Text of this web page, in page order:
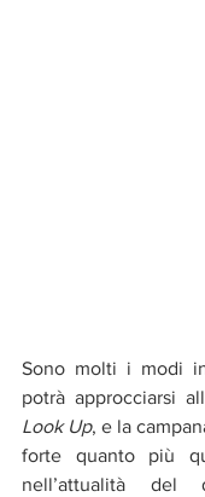
Sono molti i modi
potrà approcciarsi
Look Up, e la
forte quanto più
nell’attualità del